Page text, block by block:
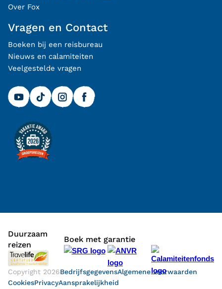
Over Fox
Vragen en Contact
Boeken bij een reisbureau
Nieuws en calamiteiten
Veelgestelde vragen
Copyright 2026BedrijfsgegevensAlgemene voorwaarden
CookiesPrivacyAansprakelijkheid
Duurzaam
reizen
Boek met garantie